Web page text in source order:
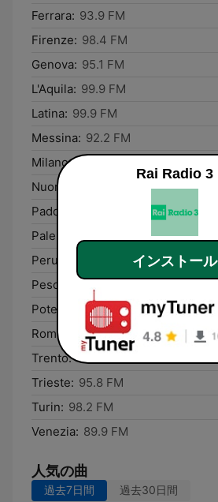
Ferrara: 93.9 FM
Firenze: 98.4 FM
Genova: 95.1 FM
L'Aquila: 99.9 FM
Latina: 99.9 FM
Messina: 92.2 FM
Milano: 99.4 FM
Nuoro:
Padova:
Palermo:
Perugia:
Pescara:
92.1 FM
Potenza:
92.1 FM
Rome:
93.7 FM
Trento: 92.7 FM
Trieste: 95.8 FM
Turin: 98.2 FM
Venezia: 89.9 FM
人気の曲
過去7日間 過去30日間
Rai Radio 3
インストール